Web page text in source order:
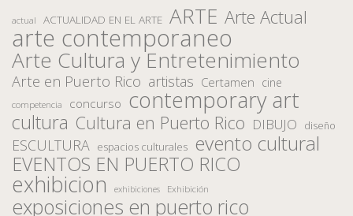
actual ACTUALIDAD EN EL ARTE ARTE Arte Actual
arte contemporaneo
Arte Cultura y Entretenimiento
Arte en Puerto Rico artistas Certamen cine
competencia concurso contemporary art
cultura Cultura en Puerto Rico DIBUJO diseño
ESCULTURA espacios culturales evento cultural
EVENTOS EN PUERTO RICO
exhibicion exhibiciones Exhibición
exposiciones en puerto rico